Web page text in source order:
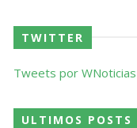
TWITTER
Tweets por WNoticias
ULTIMOS POSTS